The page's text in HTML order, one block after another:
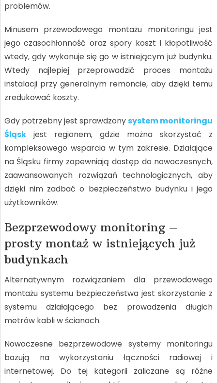
problemów.
Minusem przewodowego montażu monitoringu jest
jego czasochłonność oraz spory koszt i kłopotliwość
wtedy, gdy wykonuje się go w istniejącym już budynku.
Wtedy najlepiej przeprowadzić proces montażu
instalacji przy generalnym remoncie, aby dzięki temu
zredukować koszty.
Gdy potrzebny jest sprawdzonysystem monitoringu
Śląskjest regionem, gdzie można skorzystać z
kompleksowego wsparcia w tym zakresie. Działające
na Śląsku firmy zapewniają dostęp do nowoczesnych,
zaawansowanych rozwiązań technologicznych, aby
dzięki nim zadbać o bezpieczeństwo budynku i jego
użytkowników.
Bezprzewodowy monitoring –
prosty montaż w istniejących już
budynkach
Alternatywnym rozwiązaniem dla przewodowego
montażu systemu bezpieczeństwa jest skorzystanie z
systemu działającego bez prowadzenia długich
metrów kabli w ścianach.
Nowoczesne bezprzewodowe systemy monitoringu
bazują na wykorzystaniu łączności radiowej i
internetowej. Do tej kategorii zaliczane są różne